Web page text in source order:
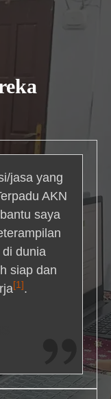
jasa yang
AKN
saya
dunia
siap dan
[1] .